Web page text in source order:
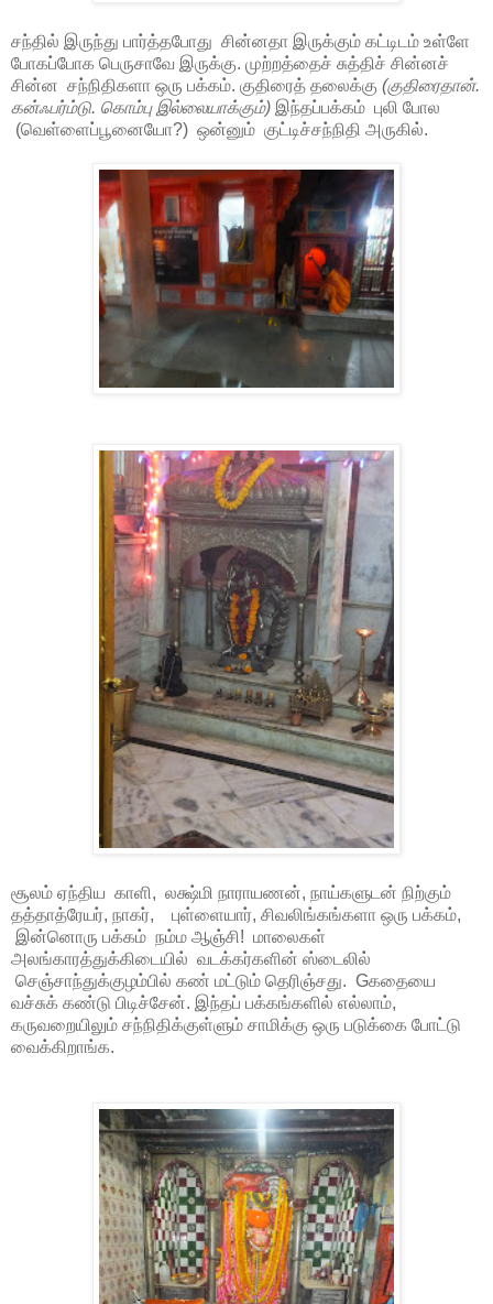
சந்தில் இருந்து பார்த்தபோது சின்னதா இருக்கும் கட்டிடம் உள்ளே
போகப்போக பெருசாவே இருக்கு. முற்றத்தைச் சுத்திச் சின்னச்
சின்ன சந்நிதிகளா ஒரு பக்கம். குதிரைத் தலைக்கு (குதிரைதான்.
கன்ஃபர்ம்டு. கொம்பு இல்லையாக்கும்) இந்தப்பக்கம் புலி போல
(வெள்ளைப்பூனையோ?) ஒன்னும் குட்டிச்சந்நிதி அருகில்.
சூலம் ஏந்திய காளி, லக்ஷ்மி நாராயணன், நாய்களுடன் நிற்கும்
தத்தாத்ரேயர், நாகர், புள்ளையார், சிவலிங்கங்களா ஒரு பக்கம்,
இன்னொரு பக்கம் நம்ம ஆஞ்சி! மாலைகள்
அலங்காரத்துக்கிடையில் வடக்கர்களின் ஸ்டைலில்
செஞ்சாந்துக்குழம்பில் கண் மட்டும் தெரிஞ்சது. Gகதையை
வச்சுக் கண்டு பிடிச்சேன். இந்தப் பக்கங்களில் எல்லாம்,
கருவறையிலும் சந்நிதிக்குள்ளும் சாமிக்கு ஒரு படுக்கை போட்டு
வைக்கிறாங்க.